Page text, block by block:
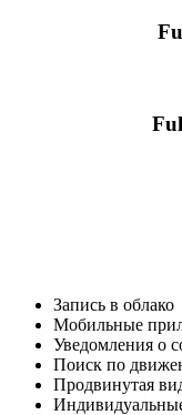
Запись в облако
Мобильные
Уведомления о
Поиск по
Продвинутая